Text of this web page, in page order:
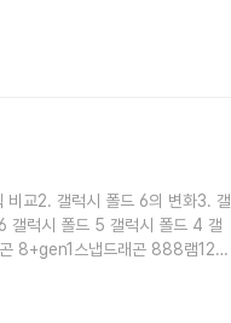
비교2. 갤럭시 폴드 6의 변화3. 갤
갤럭시 폴드 5 갤럭시 폴드 4 갤
8+gen1스냅드래곤 888램12
내부) 1,000만 화소 (커버)400